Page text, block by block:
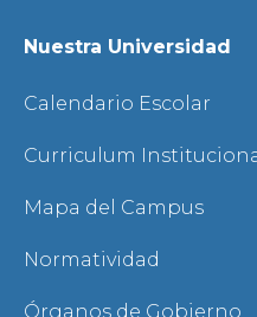
Nuestra Universidad
Calendario Escolar
Curriculum
Mapa del Campus
Normatividad
Órganos de Gobierno